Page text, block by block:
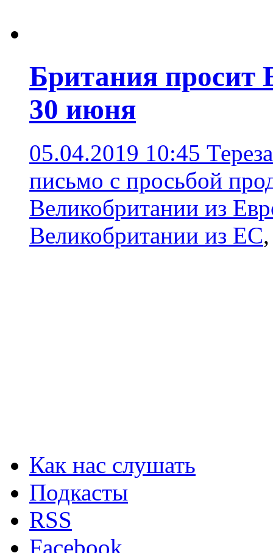
Британия просит
30 июня
05.04.2019 10:45
письмо с просьбой
Великобритании из
Великобритании из ЕС
Как нас слушать
Подкасты
RSS
Facebook